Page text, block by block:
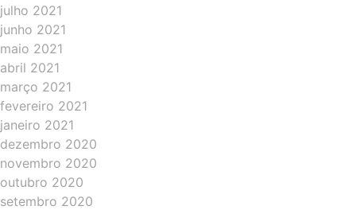
julho 2021
junho 2021
maio 2021
abril 2021
março 2021
fevereiro 2021
janeiro 2021
dezembro 2020
novembro 2020
outubro 2020
setembro 2020